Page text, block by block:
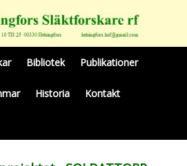
Bibliotek Publikationer
Historia Kontakt